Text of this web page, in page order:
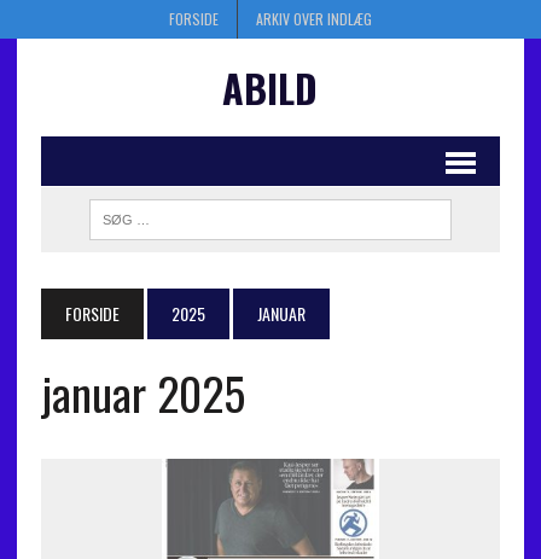
FORSIDE ARKIV OVER INDLÆG
ABILD
FORSIDE 2025 JANUAR
januar 2025